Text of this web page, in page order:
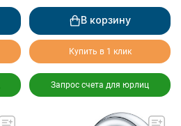
В корзину
Купить в 1 клик
Запрос счета для юрлиц